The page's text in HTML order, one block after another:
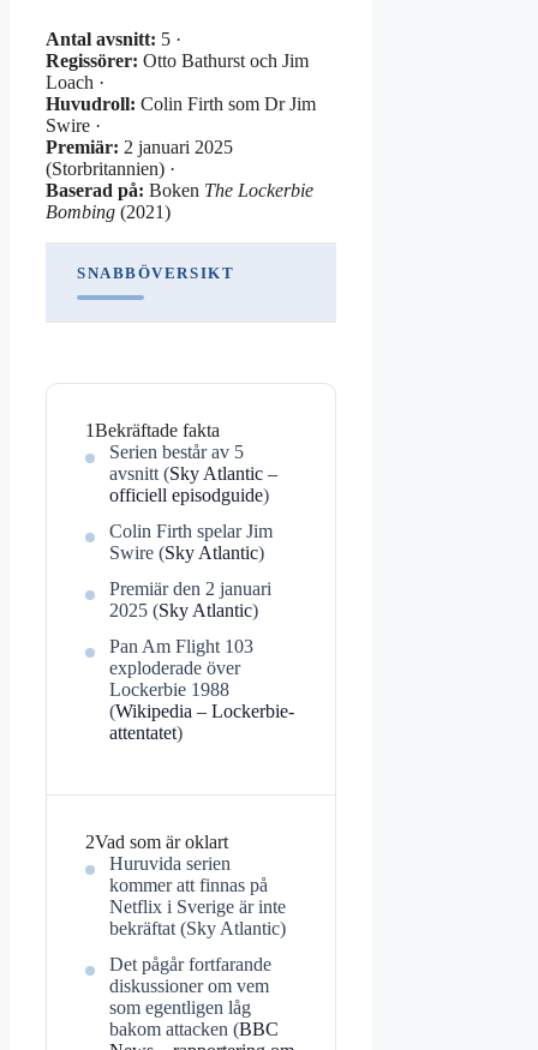
Antal avsnitt: 5 ·
Regissörer: Otto Bathurst och Jim
Loach ·
Huvudroll: Colin Firth som Dr Jim
Swire ·
Premiär: 2 januari 2025
(Storbritannien) ·
Baserad på: Boken The Lockerbie
Bombing (2021)
SNABBÖVERSIKT
1Bekräftade fakta
Serien består av 5
avsnitt (Sky Atlantic –
officiell episodguide)
Colin Firth spelar Jim
Swire (Sky Atlantic)
Premiär den 2 januari
2025 (Sky Atlantic)
Pan Am Flight 103
exploderade över
Lockerbie 1988
(Wikipedia – Lockerbie-
attentatet)
2Vad som är oklart
Huruvida serien
kommer att finnas på
Netflix i Sverige är inte
bekräftat (Sky Atlantic)
Det pågår fortfarande
diskussioner om vem
som egentligen låg
bakom attacken (BBC